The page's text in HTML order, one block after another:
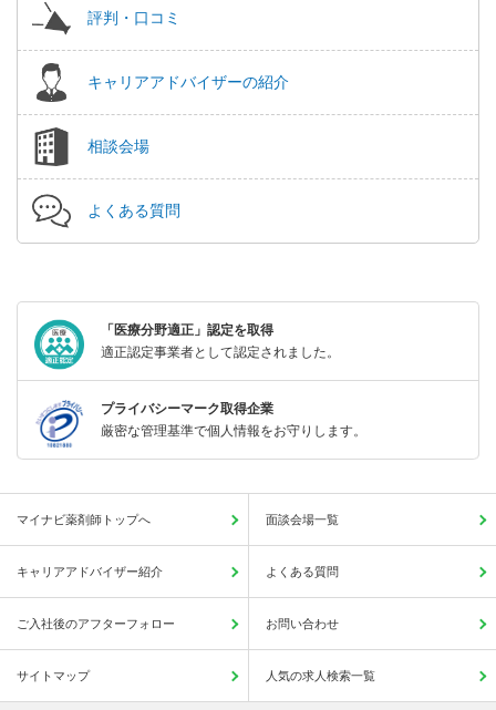
評判・口コミ
キャリアアドバイザーの紹介
相談会場
よくある質問
「医療分野適正」認定を取得
適正認定事業者として認定されました。
プライバシーマーク取得企業
厳密な管理基準で個人情報をお守りします。
マイナビ薬剤師トップへ 面談会場一覧
キャリアアドバイザー紹介 よくある質問
ご入社後のアフターフォロー お問い合わせ
サイトマップ 人気の求人検索一覧